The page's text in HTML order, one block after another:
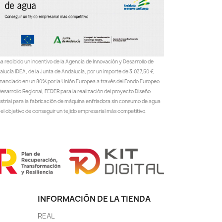
recibido un incentivo de la Agencia de Innovación y Desarrollo de
IDEA, de la Junta de Andalucía, por un importe de 3.037,50 €,
en un 80% por la Unión Europea a través del Fondo Europeo
Regional, FEDER para la realización del proyecto Diseño
para la fabricación de máquina enfriadora sin consumo de agua
objetivo de conseguir un tejido empresarial más competitivo.
INFORMACIÓN DE LA TIENDA
REAL